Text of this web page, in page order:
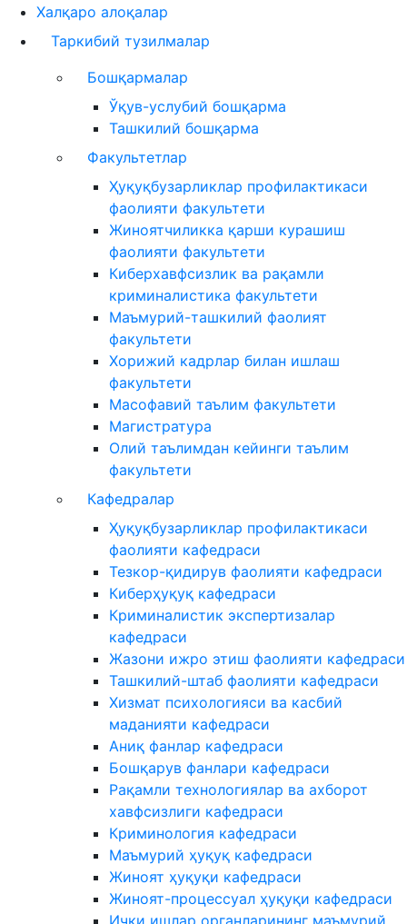
Халқаро алоқалар
Таркибий тузилмалар
Бошқармалар
Ўқув-услубий бошқарма
Ташкилий бошқарма
Факультетлар
Ҳуқуқбузарликлар профилактикаси
фаолияти факультети
Жиноятчиликка қарши курашиш
фаолияти факультети
Киберхавфсизлик ва рақамли
криминалистика факультети
Маъмурий-ташкилий фаолият
факультети
Хорижий кадрлар билан ишлаш
факультети
Масофавий таълим факультети
Магистратура
Олий таълимдан кейинги таълим
факультети
Кафедралар
Ҳуқуқбузарликлар профилактикаси
фаолияти кафедраси
Тезкор-қидирув фаолияти кафедраси
Киберҳуқуқ кафедраси
Криминалистик экспертизалар
кафедраси
Жазони ижро этиш фаолияти кафедраси
Ташкилий-штаб фаолияти кафедраси
Хизмат психологияси ва касбий
маданияти кафедраси
Аниқ фанлар кафедраси
Бошқарув фанлари кафедраси
Рақамли технологиялар ва ахборот
хавфсизлиги кафедраси
Криминология кафедраси
Маъмурий ҳуқуқ кафедраси
Жиноят ҳуқуқи кафедраси
Жиноят-процессуал ҳуқуқи кафедраси
Ички ишлар органларининг маъмурий